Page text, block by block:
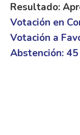
Resultado:
Votación en
Votación a
Abstención: 45